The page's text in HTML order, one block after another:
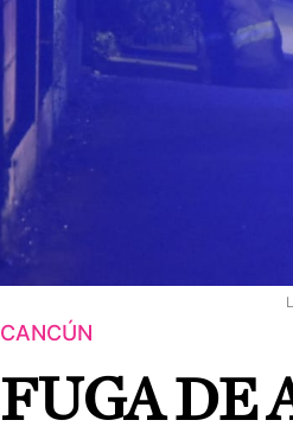
CANCÚN
FUGA DE